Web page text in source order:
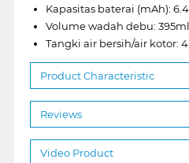
Kapasitas baterai (mAh):
Volume wadah debu: 395ml
Tangki air bersih/air kotor:
Product Characteristic
Reviews
Video Product